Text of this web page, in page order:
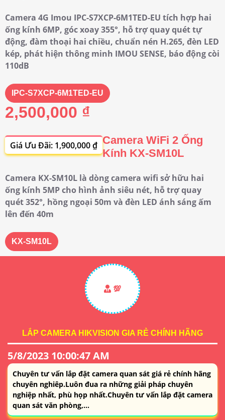
Camera 4G Imou IPC-S7XCP-6M1TED-EU tích hợp hai
ống kính 6MP, góc xoay 355°, hỗ trợ quay quét tự
động, đàm thoại hai chiều, chuẩn nén H.265, đèn LED
kép, phát hiện thông minh IMOU SENSE, báo động còi
110dB
IPC-S7XCP-6M1TED-EU
2,500,000 ₫
Giá Ưu Đãi: 1,900,000 ₫ Camera WiFi 2 Ống
Kính KX-SM10L
Camera KX-SM10L là dòng camera wifi sở hữu hai
ống kính 5MP cho hình ảnh siêu nét, hỗ trợ quay
quét 352°, hồng ngoại 50m và đèn LED ánh sáng ấm
lên đến 40m
KX-SM10L
💯
LẮP CAMERA HIKVISION GIA RẺ CHÍNH HÃNG
5/8/2023 10:00:47 AM
Chuyên tư vấn lắp đặt camera quan sát giá rẻ chính hãng
chuyên nghiêp.Luôn đua ra những giải pháp chuyên
nghiệp nhất, phù họp nhất.Chuyên tư vấn lắp đặt camera
quan sát văn phòng,...